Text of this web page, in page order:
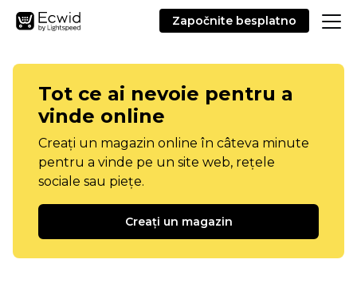
Započnite besplatno
Tot ce ai nevoie pentru a
vinde online
Creați un magazin online în câteva minute
pentru a vinde pe un site web, rețele
sociale sau piețe.
Creați un magazin